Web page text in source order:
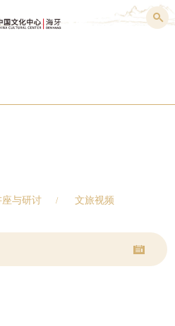
座与研讨 文旅视频